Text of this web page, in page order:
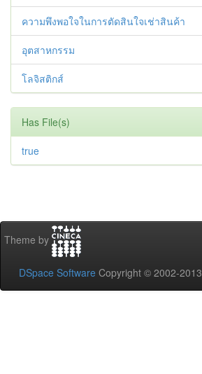
ความพึงพอใจในการตัดสินใจเช่าสินค้า
อุตสาหกรรม
โลจิสติกส์
Has File(s)
true
Theme by
DSpace Software Copyright © 2002-2013